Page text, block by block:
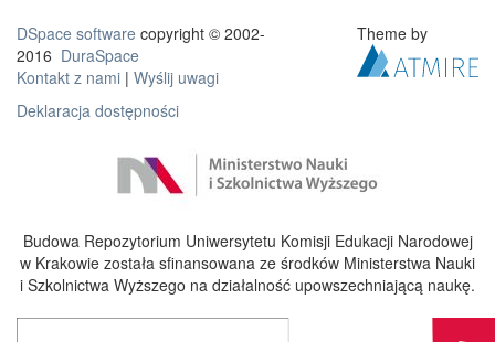
DSpace software copyright © 2002-
2016 DuraSpace
Kontakt z nami | Wyślij uwagi
Deklaracja dostępności
Theme by
Budowa Repozytorium Uniwersytetu Komisji Edukacji Narodowej
w Krakowie została sfinansowana ze środków Ministerstwa Nauki
i Szkolnictwa Wyższego na działalność upowszechniającą naukę.